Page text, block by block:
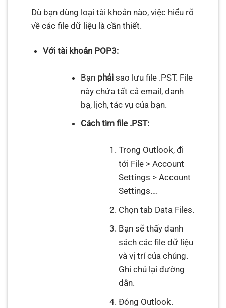
Dù bạn dùng loại tài khoản nào, việc hiểu rõ
về các file dữ liệu là cần thiết.
Với tài khoản POP3:
Bạn phảisao lưu file .PST. File
này chứa tất cả email, danh
bạ, lịch, tác vụ của bạn.
Cách tìm file .PST:
Trong Outlook, đi
tới File > Account
Settings > Account
Settings….
Chọn tab Data Files.
Bạn sẽ thấy danh
sách các file dữ liệu
và vị trí của chúng.
Ghi chú lại đường
dẫn.
Đóng Outlook.